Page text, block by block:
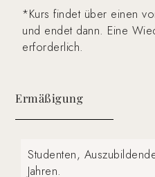
*Kurs findet über einen
und endet dann. Eine
erforderlich.
Ermäßigung
Studenten,
Jahren.